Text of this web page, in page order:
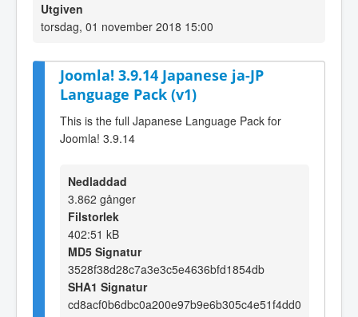
Utgiven
torsdag, 01 november 2018 15:00
Joomla! 3.9.14 Japanese ja-JP
Language Pack (v1)
This is the full Japanese Language Pack for
Joomla! 3.9.14
Nedladdad
3.862 gånger
Filstorlek
402:51 kB
MD5 Signatur
3528f38d28c7a3e3c5e4636bfd1854db
SHA1 Signatur
cd8acf0b6dbc0a200e97b9e6b305c4e51f4dd0